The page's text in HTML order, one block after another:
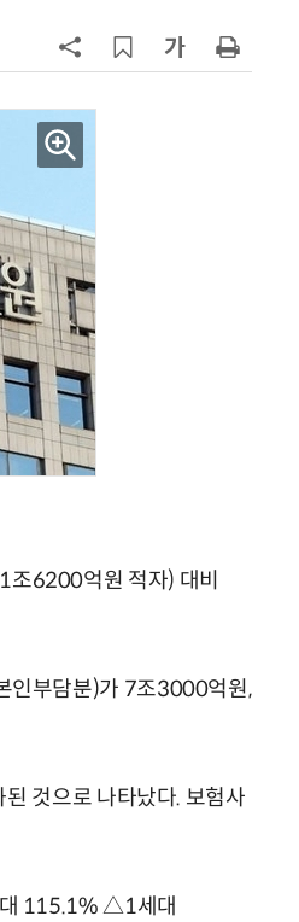
6200억원 적자) 대비
인부담분)가 7조3000억원,
것으로 나타났다. 보험사
115.1% △1세대
편안에 벤처·중소기업계 환
못 받아 신용 못 쌓는 악순환…
신용평가 사각지대 메운다
차 “포르쉐 브랜드 중고차 판
위는 '포르쉐 카이엔'”
트] 조성일 KDAC 대표 “국세
은 시작…공공 가상자산 표
겠다”